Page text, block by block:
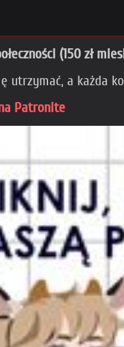
(150 zł
utrzymać, a każda
Patronite